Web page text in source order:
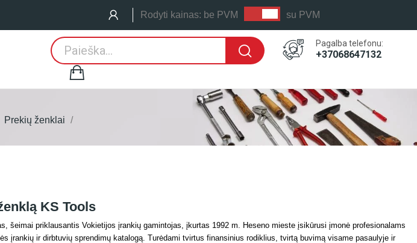
Rodyti kainas: be PVM su PVM
Pagalba telefonu:
+37068647132
Prekių ženklai
KS Tools
šeimai priklausantis Vokietijos įrankių gamintojas, įkurtas 1992 m. Heseno mieste įsikūrusi įmonė profesionalams
įrankių ir dirbtuvių sprendimų katalogą. Turėdami tvirtus finansinius rodiklius, tvirtą buvimą visame pasaulyje ir